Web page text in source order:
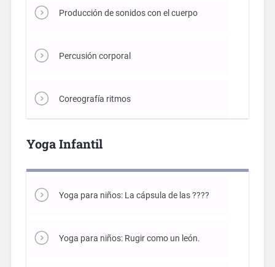
Producción de sonidos con el cuerpo
Percusión corporal
Coreografía ritmos
Yoga Infantil
Yoga para niños: La cápsula de las ????
Yoga para niños: Rugir como un león.